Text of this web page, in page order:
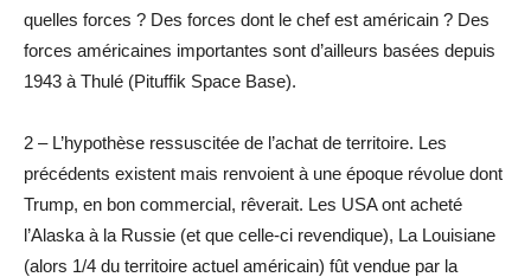
quelles forces ? Des forces dont le chef est américain ? Des
forces américaines importantes sont d’ailleurs basées depuis
1943 à Thulé (Pituffik Space Base).
2 – L’hypothèse ressuscitée de l’achat de territoire. Les
précédents existent mais renvoient à une époque révolue dont
Trump, en bon commercial, rêverait. Les USA ont acheté
l’Alaska à la Russie (et que celle-ci revendique), La Louisiane
(alors 1/4 du territoire actuel américain) fût vendue par la